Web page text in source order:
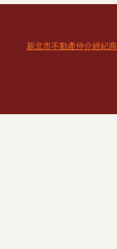
新北市不動產仲介經紀